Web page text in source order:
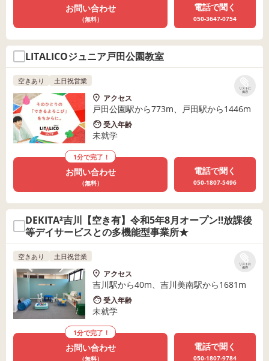
お問い合わせ
（無料）
電話で聞く
050-3647-0754
LITALICOジュニア戸田公園教室
リストに
保存
空きあり 土日祝営業
アクセス
戸田公園駅から773m、戸田駅から1446m
受入年齢
未就学
1分で完了！
お問い合わせ
（無料）
電話で聞く
050-1807-5496
DEKITA²吉川【空き有】令和5年8月オープン‼放課後
等デイサービスとの多機能型事業所★
リストに
保存
空きあり 土日祝営業
アクセス
吉川駅から40m、吉川美南駅から1681m
受入年齢
未就学
1分で完了！
お問い合わせ
（無料）
電話で聞く
050-1807-9784